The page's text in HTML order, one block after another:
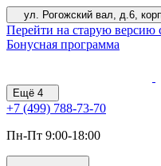
ул. Рогожский вал, д.6,
Перейти на старую версию
Бонусная программа
Ещё 4
+7 (499) 788-73-70
Пн-Пт 9:00-18:00